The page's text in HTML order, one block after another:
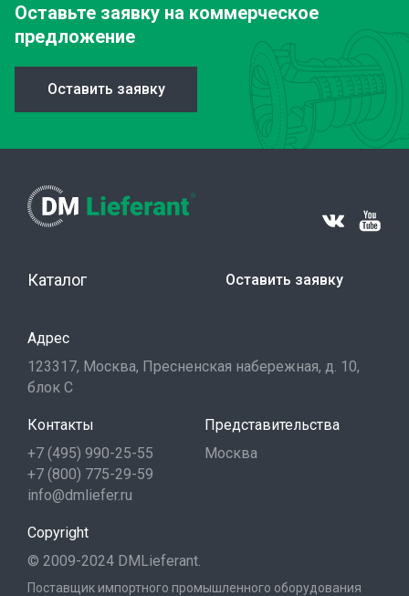
Оставьте заявку на коммерческое
предложение
Оставить заявку
Каталог Оставить заявку
Адрес
123317, Москва, Пресненская набережная, д. 10,
блок С
Контакты
+7 (495) 990-25-55
+7 (800) 775-29-59
info@dmliefer.ru
Представительства
Москва
Copyright
© 2009-2024 DMLieferant.
Поставщик импортного промышленного оборудования